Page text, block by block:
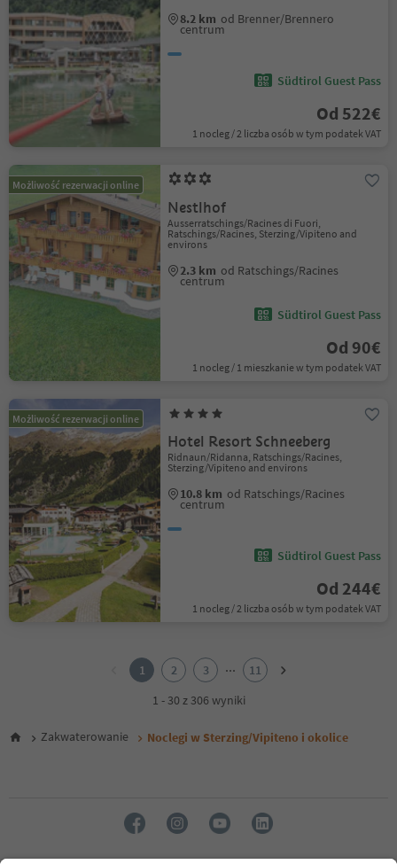
8.2 km od Brenner/Brennero
centrum
Südtirol Guest Pass
Od 522€
1 nocleg / 2 liczba osób w tym podatek VAT
Możliwość rezerwacji online
Nestlhof
Ausserratschings/Racines di Fuori,
Ratschings/Racines, Sterzing/Vipiteno and
environs
2.3 km od Ratschings/Racines
centrum
Südtirol Guest Pass
Od 90€
1 nocleg / 1 mieszkanie w tym podatek VAT
Możliwość rezerwacji online
Hotel Resort Schneeberg
Ridnaun/Ridanna, Ratschings/Racines,
Sterzing/Vipiteno and environs
10.8 km od Ratschings/Racines
centrum
Südtirol Guest Pass
Od 244€
1 nocleg / 2 liczba osób w tym podatek VAT
6
1 2 3 ...
11
1 - 30 z 306 wyniki
Zakwaterowanie Noclegi w Sterzing/Vipiteno i okolice